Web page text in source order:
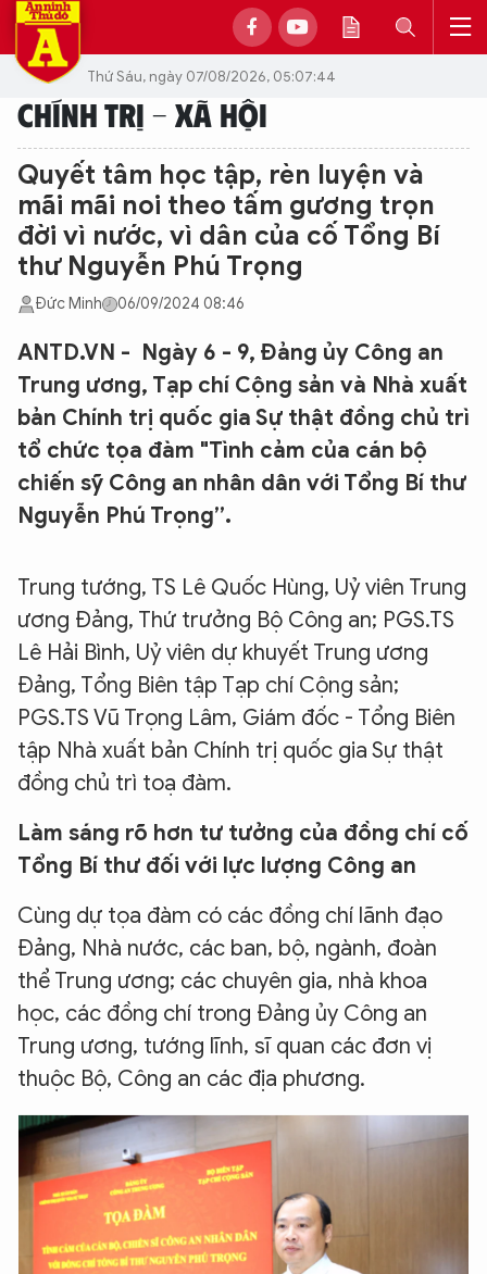
Thứ Sáu, ngày 07/08/2026, 05:07:44
CHÍNH TRỊ - XÃ HỘI
Quyết tâm học tập, rèn luyện và
mãi mãi noi theo tấm gương trọn
đời vì nước, vì dân của cố Tổng Bí
thư Nguyễn Phú Trọng
Đức Minh 06/09/2024 08:46
ANTD.VN - Ngày 6 - 9, Đảng ủy Công an
Trung ương, Tạp chí Cộng sản và Nhà xuất
bản Chính trị quốc gia Sự thật đồng chủ trì
tổ chức tọa đàm "Tình cảm của cán bộ
chiến sỹ Công an nhân dân với Tổng Bí thư
Nguyễn Phú Trọng”.
Trung tướng, TS Lê Quốc Hùng, Uỷ viên Trung
ương Đảng, Thứ trưởng Bộ Công an; PGS.TS
Lê Hải Bình, Uỷ viên dự khuyết Trung ương
Đảng, Tổng Biên tập Tạp chí Cộng sản;
PGS.TS Vũ Trọng Lâm, Giám đốc - Tổng Biên
tập Nhà xuất bản Chính trị quốc gia Sự thật
đồng chủ trì toạ đàm.
Làm sáng rõ hơn tư tưởng của đồng chí cố
Tổng Bí thư đối với lực lượng Công an
Cùng dự tọa đàm có các đồng chí lãnh đạo
Đảng, Nhà nước, các ban, bộ, ngành, đoàn
thể Trung ương; các chuyên gia, nhà khoa
học, các đồng chí trong Đảng ủy Công an
Trung ương, tướng lĩnh, sĩ quan các đơn vị
thuộc Bộ, Công an các địa phương.